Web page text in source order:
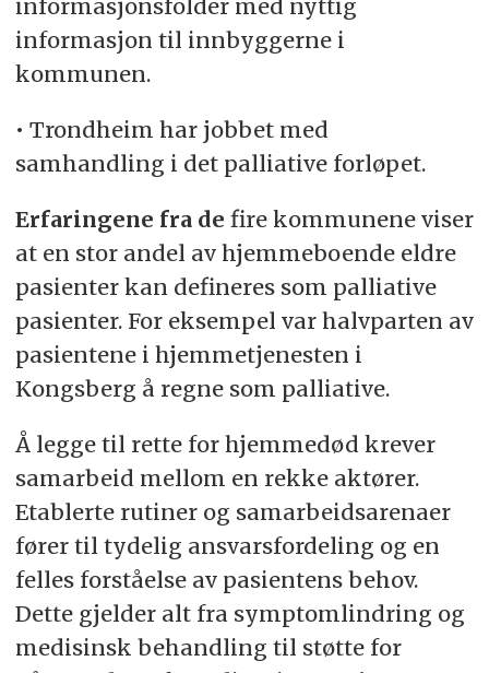
informasjonsfolder med nyttig
informasjon til innbyggerne i
kommunen.
• Trondheim har jobbet med
samhandling i det palliative forløpet.
Erfaringene fra de fire kommunene viser
at en stor andel av hjemmeboende eldre
pasienter kan defineres som palliative
pasienter. For eksempel var halvparten av
pasientene i hjemmetjenesten i
Kongsberg å regne som palliative.
Å legge til rette for hjemmedød krever
samarbeid mellom en rekke aktører.
Etablerte rutiner og samarbeidsarenaer
fører til tydelig ansvarsfordeling og en
felles forståelse av pasientens behov.
Dette gjelder alt fra symptomlindring og
medisinsk behandling til støtte for